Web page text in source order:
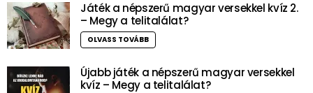
Játék a népszerű magyar versekkel kvíz 2.
– Megy a telitalálat?
OLVASS TOVÁBB
Újabb játék a népszerű magyar versekkel
kvíz – Megy a telitalálat?